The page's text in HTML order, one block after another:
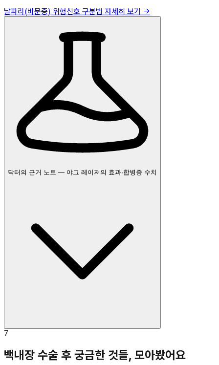
날파리(비문증) 위험신호 구분법 자세히 보기 →
닥터의 근거 노트 — 야그 레이저의 효과·합병증 수치
7
백내장 수술 후 궁금한 것들, 모아봤어요